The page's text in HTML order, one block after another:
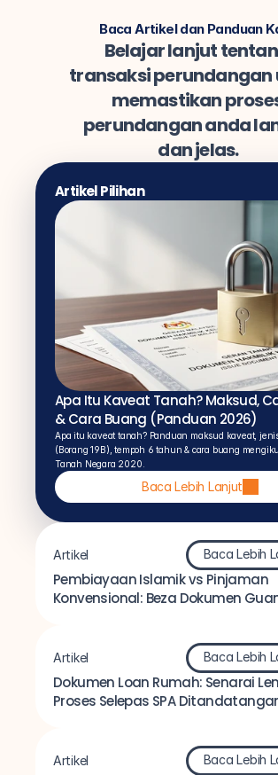
Baca Artikel dan Panduan
Belajar lanjut
transaksi perundangan
memastikan
perundangan anda
dan jelas.
Artikel Pilihan
Apa Itu Kaveat Tanah? Maksud,
& Cara Buang (Panduan 2026)
Apa itu kaveat tanah? Panduan maksud kaveat,
(Borang 19B), tempoh 6 tahun & cara buang
Tanah Negara 2020.
Baca Lebih Lanjut
Artikel Baca Lebih
Pembiayaan Islamik vs Pinjaman
Konvensional: Beza Dokumen
Artikel Baca Lebih
Dokumen Loan Rumah: Senarai
Proses Selepas SPA
Artikel Baca Lebih